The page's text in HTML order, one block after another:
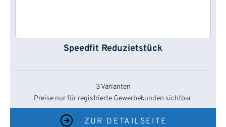
Speedfit Reduzietstück
3 Varianten
Preise nur für registrierte Gewerbekunden sichtbar.
ZUR DETAILSEITE